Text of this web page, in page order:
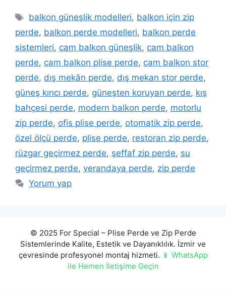
Etiketler
balkon güneşlik modelleri, balkon için zip
perde, balkon perde modelleri, balkon perde
sistemleri, cam balkon güneşlik, cam balkon
perde, cam balkon plise perde, cam balkon stor
perde, dış mekân perde, dış mekan stor perde,
güneş kırıcı perde, güneşten koruyan perde, kış
bahçesi perde, modern balkon perde, motorlu
zip perde, ofis plise perde, otomatik zip perde,
özel ölçü perde, plise perde, restoran zip perde,
rüzgar geçirmez perde, şeffaf zip perde, su
geçirmez perde, verandaya perde, zip perde
Yorum yap
© 2025 For Special – Plise Perde ve Zip Perde
Sistemlerinde Kalite, Estetik ve Dayanıklılık. İzmir ve
çevresinde profesyonel montaj hizmeti. 📱 WhatsApp
ile Hemen İletişime Geçin